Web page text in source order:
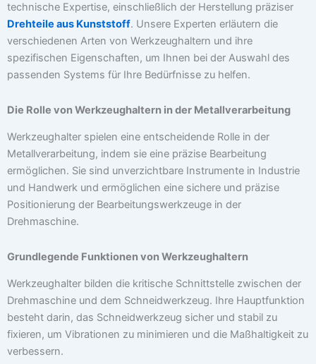
technische Expertise, einschließlich der Herstellung präziser
Drehteile aus Kunststoff. Unsere Experten erläutern die
verschiedenen Arten von Werkzeughaltern und ihre
spezifischen Eigenschaften, um Ihnen bei der Auswahl des
passenden Systems für Ihre Bedürfnisse zu helfen.
Die Rolle von Werkzeughaltern in der Metallverarbeitung
Werkzeughalter spielen eine entscheidende Rolle in der
Metallverarbeitung, indem sie eine präzise Bearbeitung
ermöglichen. Sie sind unverzichtbare Instrumente in Industrie
und Handwerk und ermöglichen eine sichere und präzise
Positionierung der Bearbeitungswerkzeuge in der
Drehmaschine.
Grundlegende Funktionen von Werkzeughaltern
Werkzeughalter bilden die kritische Schnittstelle zwischen der
Drehmaschine und dem Schneidwerkzeug. Ihre Hauptfunktion
besteht darin, das Schneidwerkzeug sicher und stabil zu
fixieren, um Vibrationen zu minimieren und die Maßhaltigkeit zu
verbessern.